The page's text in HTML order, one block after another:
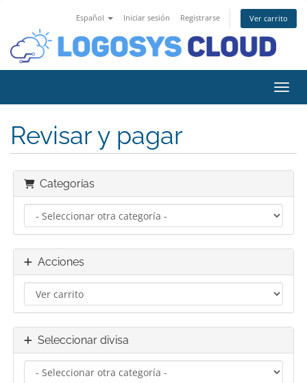
Español Iniciar sesión Registrarse Ver carrito
Revisar y pagar
Categorías
Acciones
Seleccionar divisa